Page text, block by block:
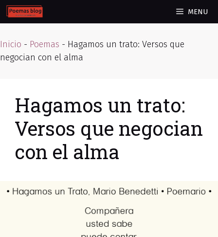
Skip
to
MENU
Inicio - Poemas - Hagamos un trato: Versos que
negocian con el alma
Hagamos un trato:
Versos que negocian
con el alma